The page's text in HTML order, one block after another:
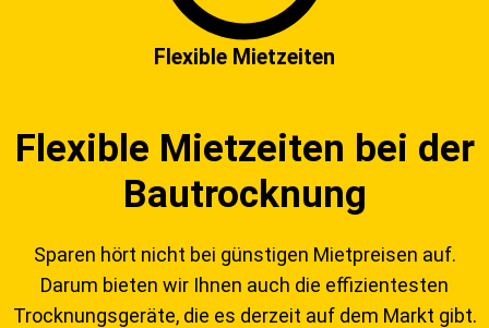
Flexible Mietzeiten
Flexible Mietzeiten bei der
Bautrocknung
Sparen hört nicht bei günstigen Mietpreisen auf.
Darum bieten wir Ihnen auch die effizientesten
Trocknungsgeräte, die es derzeit auf dem Markt gibt.